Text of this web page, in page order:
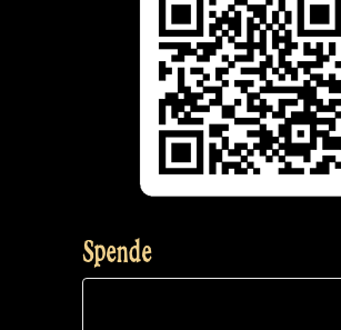
Spende